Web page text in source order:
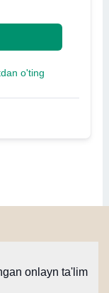
o'ting
onlayn ta'lim